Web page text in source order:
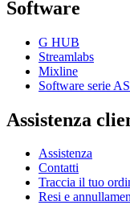
Software
G HUB
Streamlabs
Mixline
Software serie
Assistenza
Assistenza
Contatti
Traccia il tuo
Resi e